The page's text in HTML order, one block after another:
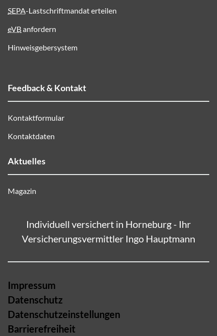
SEPA-Lastschriftmandat erteilen
eVBanfordern
Hinweisgebersystem
Feedback & Kontakt
Kontaktformular
Kontaktdaten
Aktuelles
Magazin
Individuell versichert in Horneburg - Ihr
Versicherungsvermittler Ingo Hauptmann
Impressum
Datenschutz
Datenschutzeinstellungen
Barrierefreiheit